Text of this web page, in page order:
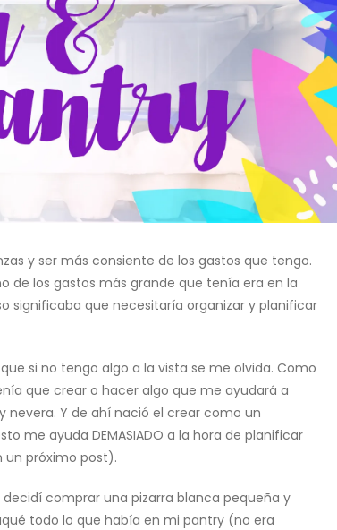
y ser más consiente de los gastos que tengo.
de los gastos más grande que tenía era en la
significaba que necesitaría organizar y planificar
si no tengo algo a la vista se me olvida. Como
que crear o hacer algo que me ayudará a
nevera. Y de ahí nació el crear como un
me ayuda DEMASIADO a la hora de planificar
un próximo post).
comprar una pizarra blanca pequeña y
todo lo que había en mi pantry (no era